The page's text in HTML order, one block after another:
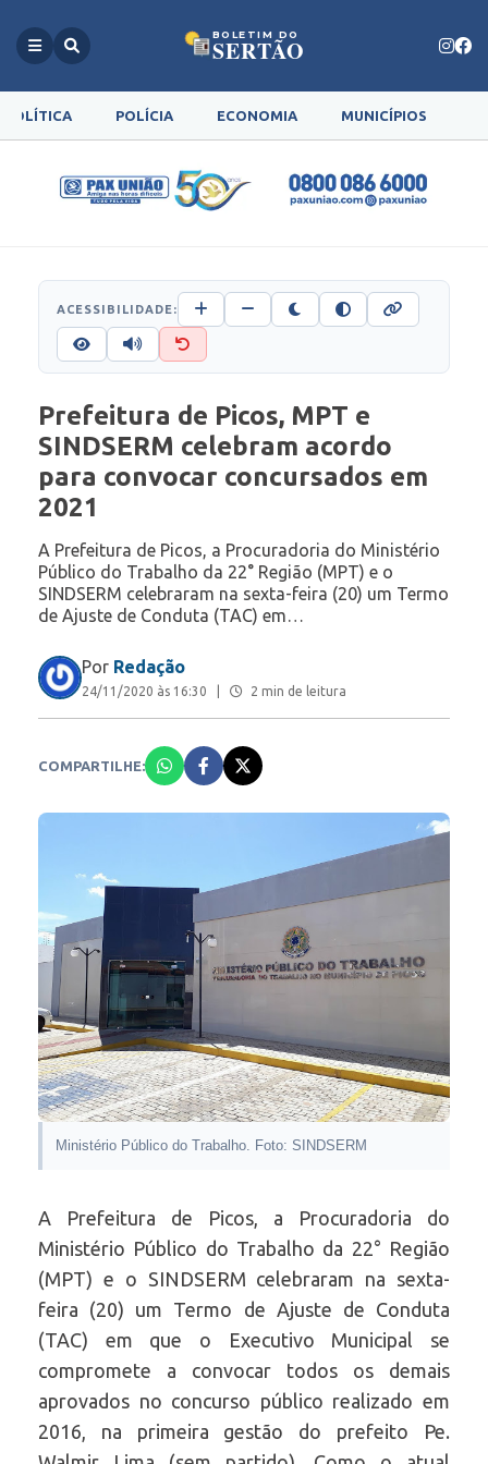
BOLETIM DO
SERTÃO
POLÍTICA POLÍCIA ECONOMIA MUNICÍPIOS
ACESSIBILIDADE:
Prefeitura de Picos, MPT e
SINDSERM celebram acordo
para convocar concursados em
2021
A Prefeitura de Picos, a Procuradoria do Ministério
Público do Trabalho da 22° Região (MPT) e o
SINDSERM celebraram na sexta-feira (20) um Termo
de Ajuste de Conduta (TAC) em…
Por Redação
24/11/2020 às 16:30 2 min de leitura
COMPARTILHE:
Ministério Público do Trabalho. Foto: SINDSERM
A Prefeitura de Picos, a Procuradoria do
Ministério Público do Trabalho da 22° Região
(MPT) e o SINDSERM celebraram na sexta-
feira (20) um Termo de Ajuste de Conduta
(TAC) em que o Executivo Municipal se
compromete a convocar todos os demais
aprovados no concurso público realizado em
2016, na primeira gestão do prefeito Pe.